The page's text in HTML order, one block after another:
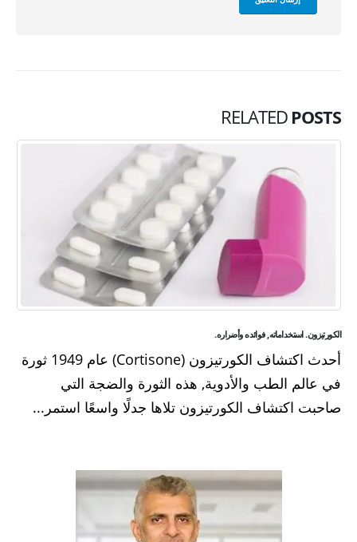
RELATED POSTS
الكورتيزون. استخداماته, فوائده وأضراره.
أحدث اكتشاف الكورتيزون (Cortisone) عام 1949 ثورة
في عالم الطب والأدوية, هذه الثورة والضجة التي
صاحبت اكتشاف الكورتيزون تلاها جدلًا واسعًا استمر...